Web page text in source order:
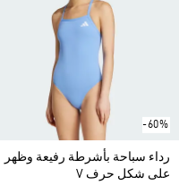
-60%
رداء سباحة بأشرطة رفيعة وظهر
على شكل حرف V